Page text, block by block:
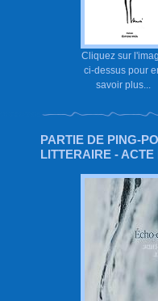
Cliquez sur
ci-dessus pour
savoir plus...
PARTIE DE PING-
LITTERAIRE - ACTE